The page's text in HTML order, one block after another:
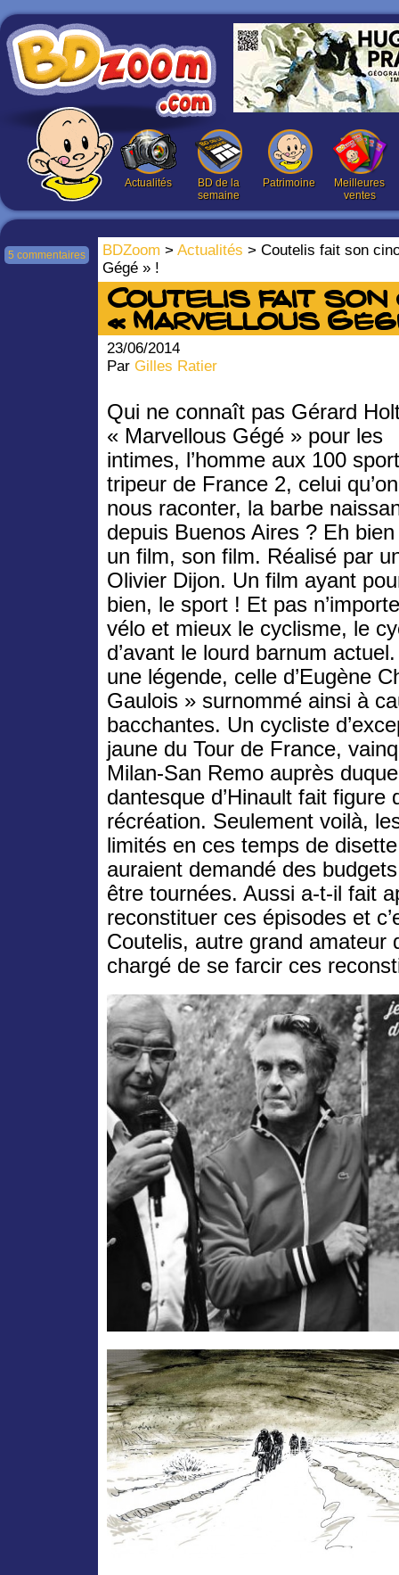
Actualités
BD de la
semaine
Patrimoine
Meilleures
ventes
BDZoom > Actualités > Coutelis fait son
Gégé » !
5 commentaires
Coutelis fait son
« Marvellous
23/06/2014
Par Gilles Ratier
Qui ne connaît pas Gérard
« Marvellous Gégé » pour les
intimes, l’homme aux 100
tripeur de France 2, celui
nous raconter, la barbe
depuis Buenos Aires ? Eh
un film, son film. Réalisé par
Olivier Dijon. Un film ayant
bien, le sport ! Et pas
vélo et mieux le cyclisme, le
d’avant le lourd barnum
une légende, celle d’Eugène
Gaulois » surnommé ainsi à
bacchantes. Un cycliste
jaune du Tour de France,
Milan-San Remo auprès
dantesque d’Hinault fait figure
récréation. Seulement voilà,
limités en ces temps de
auraient demandé des
être tournées. Aussi a-t-il fait
reconstituer ces épisodes et
Coutelis, autre grand amateur
chargé de se farcir ces